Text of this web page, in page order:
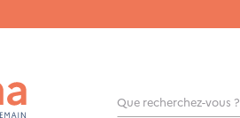
Que recherchez-vous ?